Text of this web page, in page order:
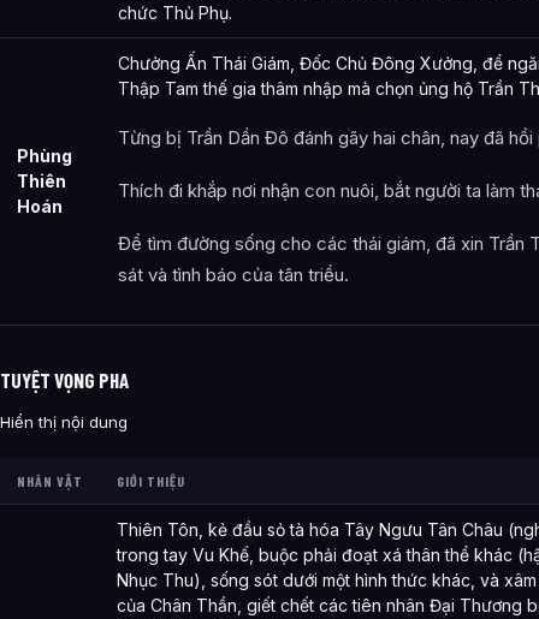
chức Thủ Phụ.
Phùng
Thiên
Hoán
Chưởng Ấn Thái Giám, Đốc Chủ Đông Xưởng, để
Thập Tam thế gia thâm nhập mà chọn ủng hộ Trần
Từng bị Trần Dần Đô đánh gãy hai chân, nay đã
Thích đi khắp nơi nhận con nuôi, bắt người ta làm
Để tìm đường sống cho các thái giám, đã xin Trần
sát và tình báo của tân triều.
TUYỆT VỌNG PHA
Hiển thị nội dung
NHÂN VẬT GIỚI THIỆU
Thiên Tôn, kẻ đầu sỏ tà hóa Tây Ngưu Tân Châu
trong tay Vu Khế, buộc phải đoạt xá thân thể khác
Nhục Thu), sống sót dưới một hình thức khác, và
của Chân Thần, giết chết các tiên nhân Đại Thương